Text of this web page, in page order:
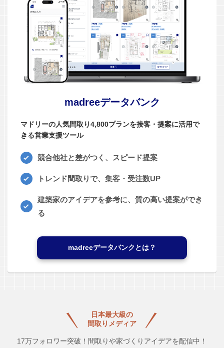
madreeデータバンク
マドリーの人気間取り4,800プランを接客・提案に活用で
きる営業支援ツール
競合他社と差がつく、スピード提案
トレンド間取りで、集客・受注数UP
建築家のアイデアを参考に、質の高い提案ができ
る
madreeデータバンクとは？
日本最大級の
間取りメディア
17万フォロワー突破！間取りや家づくりアイデアを配信中！